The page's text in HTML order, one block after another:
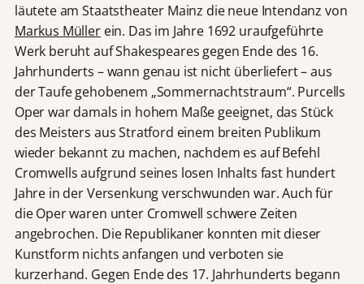
läutete am Staatstheater Mainz die neue Intendanz von
Markus Müllerein. Das im Jahre 1692 uraufgeführte
Werk beruht auf Shakespeares gegen Ende des 16.
Jahrhunderts – wann genau ist nicht überliefert – aus
der Taufe gehobenem „Sommernachtstraum“. Purcells
Oper war damals in hohem Maße geeignet, das Stück
des Meisters aus Stratford einem breiten Publikum
wieder bekannt zu machen, nachdem es auf Befehl
Cromwells aufgrund seines losen Inhalts fast hundert
Jahre in der Versenkung verschwunden war. Auch für
die Oper waren unter Cromwell schwere Zeiten
angebrochen. Die Republikaner konnten mit dieser
Kunstform nichts anfangen und verboten sie
kurzerhand. Gegen Ende des 17. Jahrhunderts begann